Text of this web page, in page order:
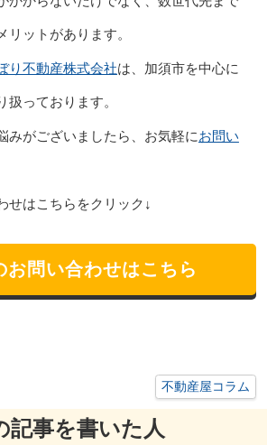
リットがあります。
り不動産株式会社は、加須市を中心に
扱っております。
みがございましたら、お気軽にお問い
せはこちらをクリック↓
お問い合わせはこちら
不動産屋コラム
記事を書いた人